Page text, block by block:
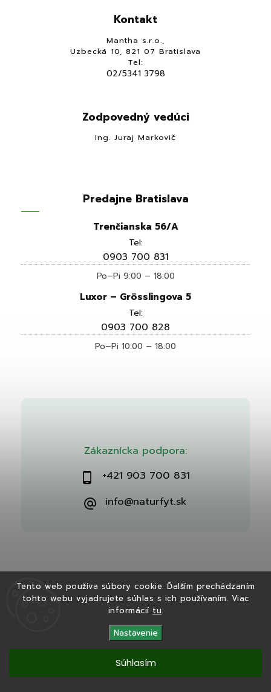
Tento web používa súbory cookie. Ďalším prechádzaním
tohto webu vyjadrujete súhlas s ich používaním. Viac
informácií tu.
Nastavenie
Súhlasím
Zákaznícka podpora:
+421 903 700 831
info@naturfyt.sk
Kontakt
Mantha s.r.o.,
Uzbecká 10, 821 07 Bratislava
Tel:
02/5341 3798
Zodpovedný vedúci
Ing. Juraj Markovič
Predajne Bratislava
Trenčianska 56/A
Tel:
0903 700 831
Po–Pi 9:00 – 18:00
Luxor – Grösslingova 5
Tel:
0903 700 828
Po–Pi 10:00 – 18:00
Copyright 2026Naturfyt.sk. Všetky práva vyhradené.
| Design